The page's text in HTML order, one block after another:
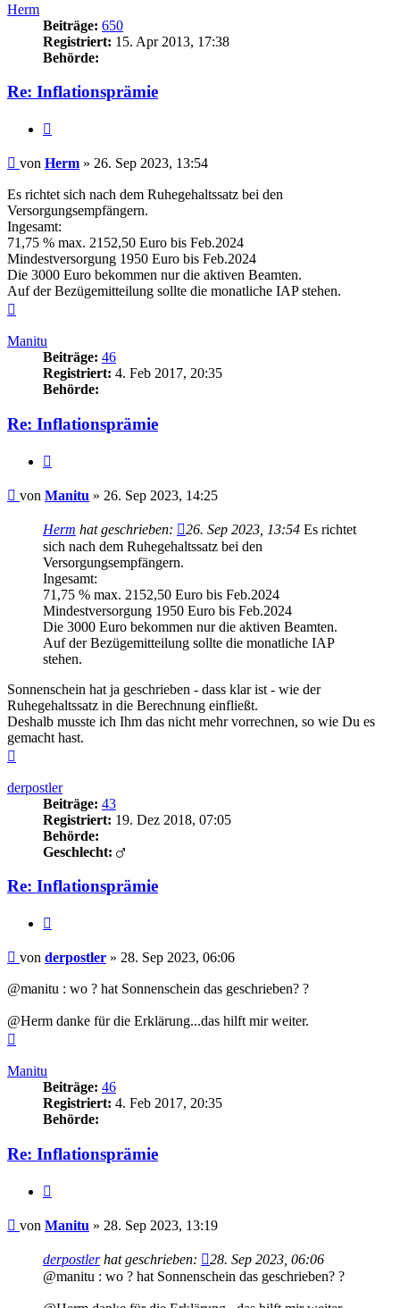
Herm
Beiträge: 650
Registriert: 15. Apr 2013, 17:38
Behörde:
Re: Inflationsprämie
Beitrag
von Herm » 26. Sep 2023, 13:54
Es richtet sich nach dem Ruhegehaltssatz bei den
Versorgungsempfängern.
Ingesamt:
71,75 % max. 2152,50 Euro bis Feb.2024
Mindestversorgung 1950 Euro bis Feb.2024
Die 3000 Euro bekommen nur die aktiven Beamten.
Auf der Bezügemitteilung sollte die monatliche IAP stehen.
Manitu
Beiträge: 46
Registriert: 4. Feb 2017, 20:35
Behörde:
Re: Inflationsprämie
Beitrag
von Manitu » 26. Sep 2023, 14:25
Herm hat geschrieben: 26. Sep 2023, 13:54 Es richtet
sich nach dem Ruhegehaltssatz bei den
Versorgungsempfängern.
Ingesamt:
71,75 % max. 2152,50 Euro bis Feb.2024
Mindestversorgung 1950 Euro bis Feb.2024
Die 3000 Euro bekommen nur die aktiven Beamten.
Auf der Bezügemitteilung sollte die monatliche IAP
stehen.
Sonnenschein hat ja geschrieben - dass klar ist - wie der
Ruhegehaltssatz in die Berechnung einfließt.
Deshalb musste ich Ihm das nicht mehr vorrechnen, so wie Du es
gemacht hast.
derpostler
Beiträge: 43
Registriert: 19. Dez 2018, 07:05
Behörde:
Geschlecht:
Re: Inflationsprämie
Beitrag
von derpostler » 28. Sep 2023, 06:06
@manitu : wo ? hat Sonnenschein das geschrieben? ?
@Herm danke für die Erklärung...das hilft mir weiter.
Manitu
Beiträge: 46
Registriert: 4. Feb 2017, 20:35
Behörde:
Re: Inflationsprämie
Beitrag
von Manitu » 28. Sep 2023, 13:19
derpostlerhat geschrieben:
28. Sep 2023, 06:06
@manitu : wo ? hat Sonnenschein das geschrieben? ?